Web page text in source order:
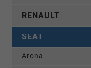
RENAULT
SEAT
Arona